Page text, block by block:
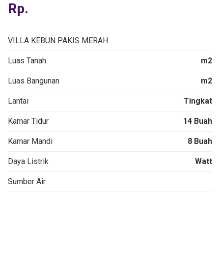
Rp.
VILLA KEBUN PAKIS MERAH
Luas Tanah m2
Luas Bangunan m2
Lantai Tingkat
Kamar Tidur 14 Buah
Kamar Mandi 8 Buah
Daya Listrik Watt
Sumber Air